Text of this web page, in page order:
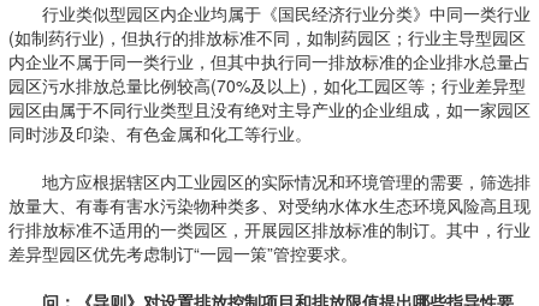
行业类似型园区内企业均属于《国民经济行业分类》中同一类行业
(如制药行业)，但执行的排放标准不同，如制药园区；行业主导型园区
内企业不属于同一类行业，但其中执行同一排放标准的企业排水总量占
园区污水排放总量比例较高(70%及以上)，如化工园区等；行业差异型
园区由属于不同行业类型且没有绝对主导产业的企业组成，如一家园区
同时涉及印染、有色金属和化工等行业。
地方应根据辖区内工业园区的实际情况和环境管理的需要，筛选排
放量大、有毒有害水污染物种类多、对受纳水体水生态环境风险高且现
行排放标准不适用的一类园区，开展园区排放标准的制订。其中，行业
差异型园区优先考虑制订“一园一策”管控要求。
问：《导则》对设置排放控制项目和排放限值提出哪些指导性要